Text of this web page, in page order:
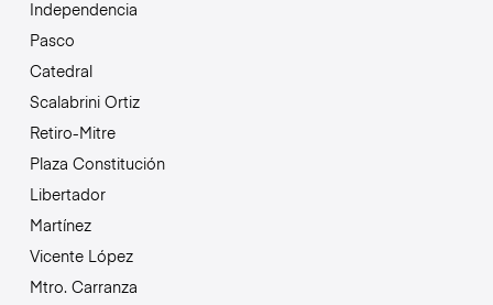
Independencia
Pasco
Catedral
Scalabrini Ortiz
Retiro-Mitre
Plaza Constitución
Libertador
Martínez
Vicente López
Mtro. Carranza